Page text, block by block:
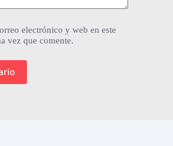
electrónico y web en este
vez que comente.